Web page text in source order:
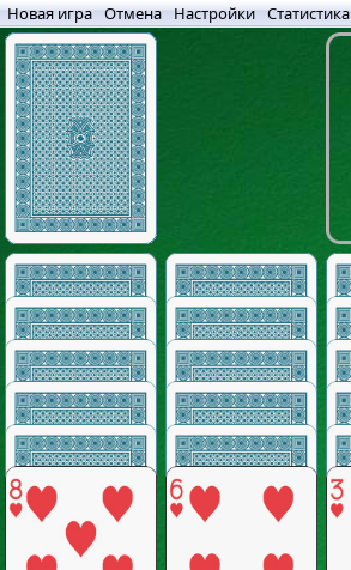
Новая игра Отмена Настройки Статистика